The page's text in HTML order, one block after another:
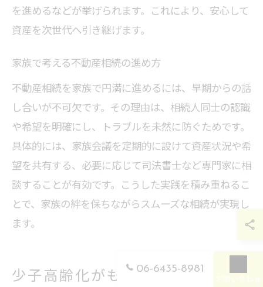
を進めるなどが挙げられます。これにより、安心して
資産を次世代へ引き継げます。
家族で考える不動産相続の進め方
不動産相続を家族で円満に進めるには、早期からの話
し合いが不可欠です。その理由は、相続人同士の認識
や希望を明確にし、トラブルを未然に防ぐためです。
具体的には、家族会議を定期的に設けて資産状況や希
望を共有する、必要に応じて司法書士など専門家に相
談することが有効です。こうした実践を積み重ねるこ
とで、家族の絆を保ちながらスムーズな相続が実現し
ます。
少子高齢化がもたらす相続リスク
06-6435-8981
お問い合わせ